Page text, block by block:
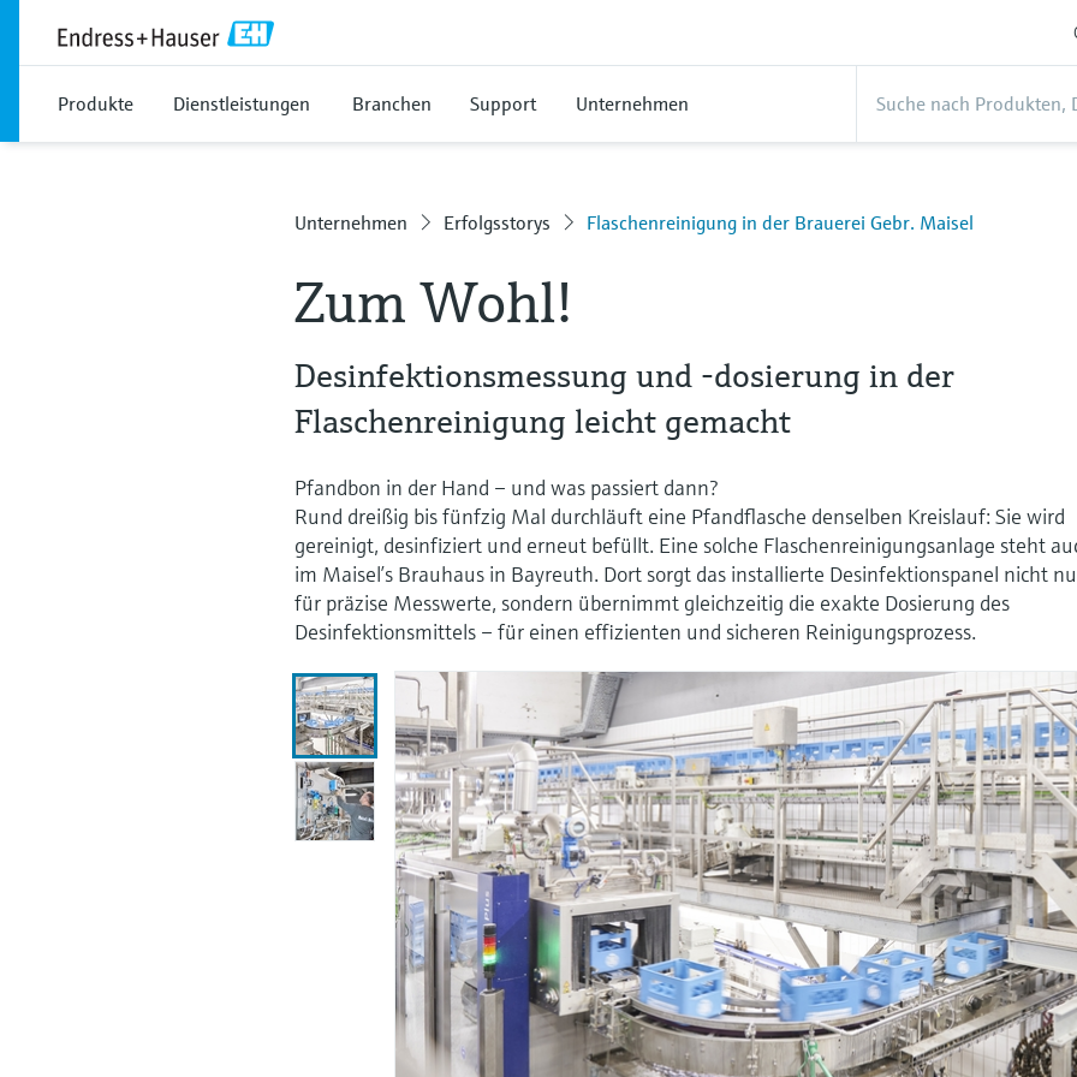
Produkte Dienstleistungen Branchen Support Unternehmen
Unternehmen Erfolgsstorys Flaschenreinigung in der Brauerei Gebr. Maisel
Zum Wohl!
Desinfektionsmessung und -dosierung in der
Flaschenreinigung leicht gemacht
Pfandbon in der Hand – und was passiert dann?
Rund dreißig bis fünfzig Mal durchläuft eine Pfandflasche denselben Kreislauf: Sie wird
gereinigt, desinfiziert und erneut befüllt. Eine solche Flaschenreinigungsanlage steht
im Maisel’s Brauhaus in Bayreuth. Dort sorgt das installierte Desinfektionspanel nicht
für präzise Messwerte, sondern übernimmt gleichzeitig die exakte Dosierung des
Desinfektionsmittels – für einen effizienten und sicheren Reinigungsprozess.